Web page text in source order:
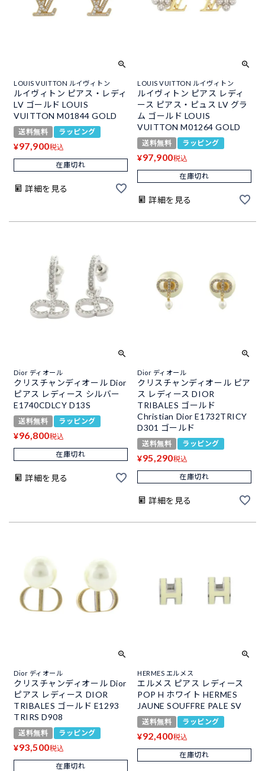
LOUIS VUITTON ルイヴィトン
ルイヴィトン ピアス・レディ
LV ゴールド LOUIS
VUITTON M01844 GOLD
送料無料 ラッピング
¥97,900税込
在庫切れ
詳細を見る
LOUIS VUITTON ルイヴィトン
ルイヴィトン ピアス レディ
ース ピアス・ピュス LV グラ
ム ゴールド LOUIS
VUITTON M01264 GOLD
送料無料 ラッピング
¥97,900税込
在庫切れ
詳細を見る
Dior ディオール
クリスチャンディオール Dior
ピアス レディース シルバー
E1740CDLCY D13S
送料無料 ラッピング
¥96,800税込
在庫切れ
詳細を見る
Dior ディオール
クリスチャンディオール ピア
ス レディース DIOR
TRIBALES ゴールド
Christian Dior E1732TRICY
D301 ゴールド
送料無料 ラッピング
¥95,290税込
在庫切れ
詳細を見る
Dior ディオール
クリスチャンディオール Dior
ピアス レディース DIOR
TRIBALES ゴールド E1293
TRIRS D908
送料無料 ラッピング
¥93,500税込
在庫切れ
HERMES エルメス
エルメス ピアス レディース
POP H ホワイト HERMES
JAUNE SOUFFRE PALE SV
送料無料 ラッピング
¥92,400税込
在庫切れ